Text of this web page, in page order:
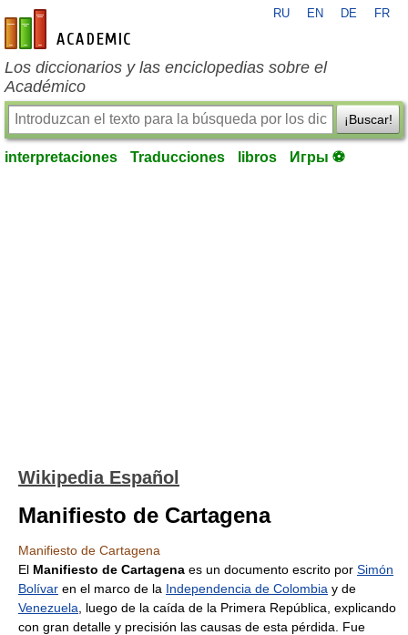
es-academic.com
RU EN DE FR
Los diccionarios y las enciclopedias sobre el
Académico
¡Buscar!
interpretaciones Traducciones libros Игры ⚽
Wikipedia Español
Manifiesto de Cartagena
Manifiesto de Cartagena
El Manifiesto de Cartagena es un documento escrito por Simón
Bolívar en el marco de la Independencia de Colombia y de
Venezuela , luego de la caída de la Primera República, explicando
con gran detalle y precisión las causas de esta pérdida. Fue